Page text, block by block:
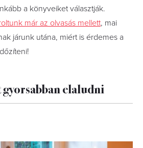
a könyveiket választják.
már az olvasás mellett, mai
járunk utána, miért is érdemes a
gyorsabban elaludni